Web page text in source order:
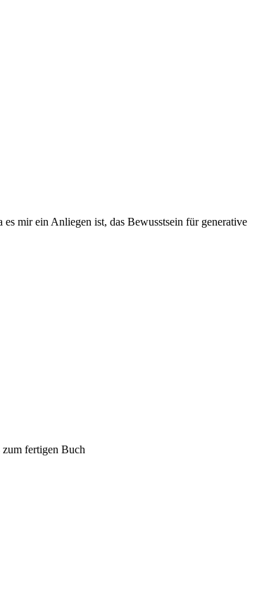
mir ein Anliegen ist, das Bewusstsein für generative
zum fertigen Buch